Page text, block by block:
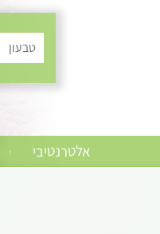
טבעון
אלטרנטיבי ›